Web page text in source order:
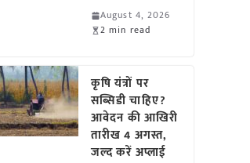
August 4, 2026
2 min read
कृषि यंत्रों पर
सब्सिडी चाहिए?
आवेदन की आखिरी
तारीख 4 अगस्त,
जल्द करें अप्लाई